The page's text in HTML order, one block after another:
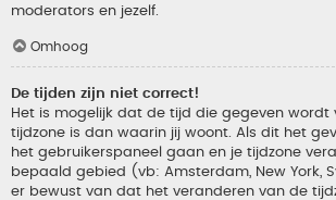
moderators en jezelf.
Omhoog
De tijden zijn niet correct!
Het is mogelijk dat de tijd die gegeven wordt
tijdzone is dan waarin jij woont. Als dit het
het gebruikerspaneel gaan en je tijdzone
bepaald gebied (vb: Amsterdam, New York,
er bewust van dat het veranderen van de